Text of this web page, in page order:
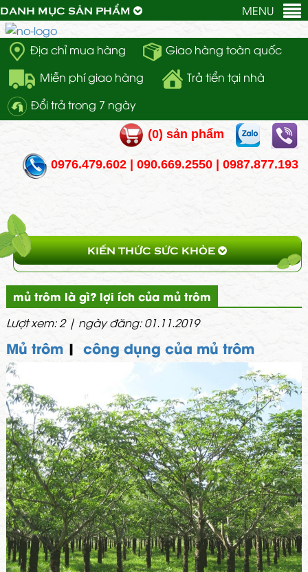
Địa chỉ mua hàng
Giao hàng toàn quốc
Miễn phí giao hàng
Trả tiển tại nhà
Đổi trả trong 7 ngày
(0) sản phẩm
0976.479.602 | 090.669.2550 | 0987.877.193
MENU
DANH MỤC SẢN PHẨM
KIẾN THỨC SỨC KHỎE
mủ trôm là gì? lợi ích của mủ trôm
Lượt xem: 2 | ngày đăng: 01.11.2019
Mủ trôm| công dụng của mủ trôm